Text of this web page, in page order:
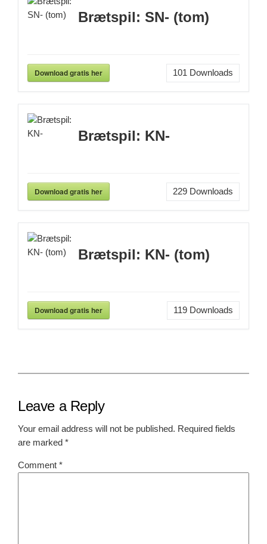
Brætspil: SN- (tom)
Download gratis her 101Downloads
Brætspil: KN-
Download gratis her 229Downloads
Brætspil: KN- (tom)
Download gratis her 119Downloads
Leave a Reply
Your email address will not be published. Required fields
are marked*
Comment*